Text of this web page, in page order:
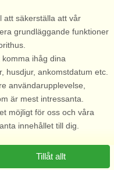
Stugorna är av
standard men full
...
från 6.882 SEK
att säkerställa att vår
grundläggande funktioner
ihåg dina
husdjur, ankomstdatum etc.
användarupplevelse,
är mest intressanta.
möjligt för oss och våra
innehållet till dig.
Tillåt allt